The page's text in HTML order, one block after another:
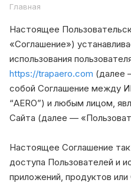
Главная
Настоящее
«Соглашение»)
использования
https://trapaero.com (далее
собой Соглашение между
“AERO”) и любым лицом,
Сайта (далее —
Настоящее Соглашение
доступа Пользователей и
приложений, продуктов